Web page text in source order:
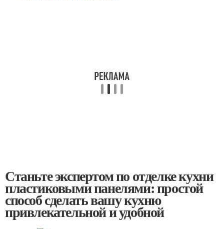
Станьте экспертом по отделке кухни
пластиковыми панелями: простой
способ сделать вашу кухню
привлекательной и удобной